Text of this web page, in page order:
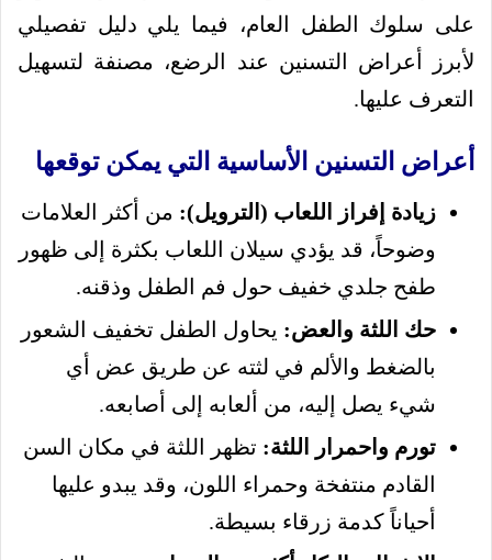
على سلوك الطفل العام، فيما يلي دليل تفصيلي
لأبرز أعراض التسنين عند الرضع، مصنفة لتسهيل
التعرف عليها.
أعراض التسنين الأساسية التي يمكن توقعها
زيادة إفراز اللعاب (الترويل): من أكثر العلامات
وضوحاً، قد يؤدي سيلان اللعاب بكثرة إلى ظهور
طفح جلدي خفيف حول فم الطفل وذقنه.
حك اللثة والعض: يحاول الطفل تخفيف الشعور
بالضغط والألم في لثته عن طريق عض أي
شيء يصل إليه، من ألعابه إلى أصابعه.
تورم واحمرار اللثة: تظهر اللثة في مكان السن
القادم منتفخة وحمراء اللون، وقد يبدو عليها
أحياناً كدمة زرقاء بسيطة.